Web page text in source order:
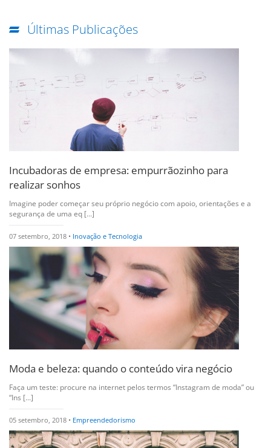
Últimas Publicações
Incubadoras de empresa: empurrãozinho para
realizar sonhos
Imagine poder começar seu próprio negócio com apoio, orientações e a
segurança de uma eq [...]
07 setembro, 2018 • Inovação e Tecnologia
Moda e beleza: quando o conteúdo vira negócio
Faça um teste: procure na internet pelos termos “Instagram de moda” ou
“Ins [...]
05 setembro, 2018 • Empreendedorismo